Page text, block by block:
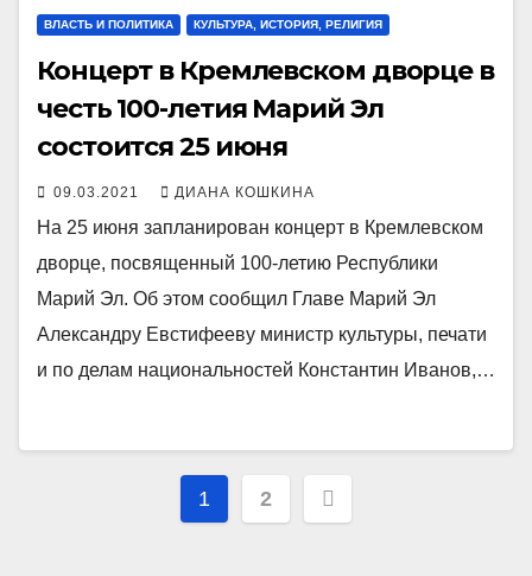
ВЛАСТЬ И ПОЛИТИКА КУЛЬТУРА, ИСТОРИЯ, РЕЛИГИЯ
Концерт в Кремлевском дворце в
честь 100-летия Марий Эл
состоится 25 июня
09.03.2021 ДИАНА КОШКИНА
На 25 июня запланирован концерт в Кремлевском
дворце, посвященный 100-летию Республики
Марий Эл. Об этом сообщил Главе Марий Эл
Александру Евстифееву министр культуры, печати
и по делам национальностей Константин Иванов,…
Пагинация
1 2